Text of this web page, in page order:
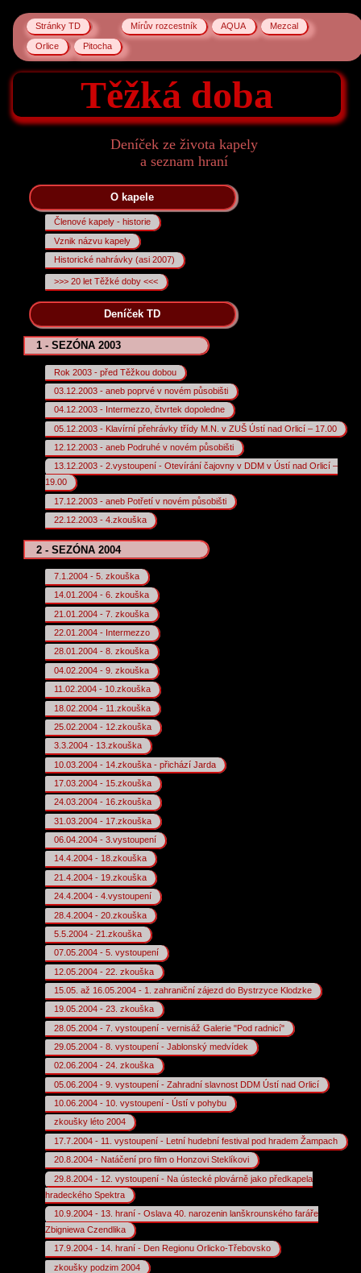
Stránky TD Mírův rozcestník AQUA Mezcal
Orlice Pitocha
Těžká doba
Deníček ze života kapely
a seznam hraní
O kapele
Členové kapely - historie
Vznik názvu kapely
Historické nahrávky (asi 2007)
>>> 20 let Těžké doby <<<
Deníček TD
1 - SEZÓNA 2003
Rok 2003 - před Těžkou dobou
03.12.2003 - aneb poprvé v novém působišti
04.12.2003 - Intermezzo, čtvrtek dopoledne
05.12.2003 - Klavírní přehrávky třídy M.N. v ZUŠ Ústí nad Orlicí – 17.00
12.12.2003 - aneb Podruhé v novém působišti
13.12.2003 - 2.vystoupení - Otevírání čajovny v DDM v Ústí nad Orlicí –
19.00
17.12.2003 - aneb Potřetí v novém působišti
22.12.2003 - 4.zkouška
2 - SEZÓNA 2004
7.1.2004 - 5. zkouška
14.01.2004 - 6. zkouška
21.01.2004 - 7. zkouška
22.01.2004 - Intermezzo
28.01.2004 - 8. zkouška
04.02.2004 - 9. zkouška
11.02.2004 - 10.zkouška
18.02.2004 - 11.zkouška
25.02.2004 - 12.zkouška
3.3.2004 - 13.zkouška
10.03.2004 - 14.zkouška - přichází Jarda
17.03.2004 - 15.zkouška
24.03.2004 - 16.zkouška
31.03.2004 - 17.zkouška
06.04.2004 - 3.vystoupení
14.4.2004 - 18.zkouška
21.4.2004 - 19.zkouška
24.4.2004 - 4.vystoupení
28.4.2004 - 20.zkouška
5.5.2004 - 21.zkouška
07.05.2004 - 5. vystoupení
12.05.2004 - 22. zkouška
15.05. až 16.05.2004 - 1. zahraniční zájezd do Bystrzyce Klodzke
19.05.2004 - 23. zkouška
28.05.2004 - 7. vystoupení - vernisáž Galerie "Pod radnicí"
29.05.2004 - 8. vystoupení - Jablonský medvídek
02.06.2004 - 24. zkouška
05.06.2004 - 9. vystoupení - Zahradní slavnost DDM Ústí nad Orlicí
10.06.2004 - 10. vystoupení - Ústí v pohybu
zkoušky léto 2004
17.7.2004 - 11. vystoupení - Letní hudební festival pod hradem Žampach
20.8.2004 - Natáčení pro film o Honzovi Steklíkovi
29.8.2004 - 12. vystoupení - Na ústecké plovárně jako předkapela
hradeckého Spektra
10.9.2004 - 13. hraní - Oslava 40. narozenin lanškrounského faráře
Zbigniewa Czendlika
17.9.2004 - 14. hraní - Den Regionu Orlicko-Třebovsko
zkoušky podzim 2004